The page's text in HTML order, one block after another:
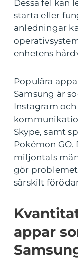
Dessa fel kan
starta eller
anledningar
enhetens
Populära
Samsung är
Instagram
Skype, samt
Pokémon GO.
miljontals
gör
särskilt
appar